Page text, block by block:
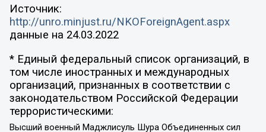
Источник:
http://unro.minjust.ru/NKOForeignAgent.aspx
данные на 24.03.2022
* Единый федеральный список организаций, в
том числе иностранных и международных
организаций, признанных в соответствии с
законодательством Российской Федерации
террористическими:
Высший военный Маджлисуль Шура Объединенных сил